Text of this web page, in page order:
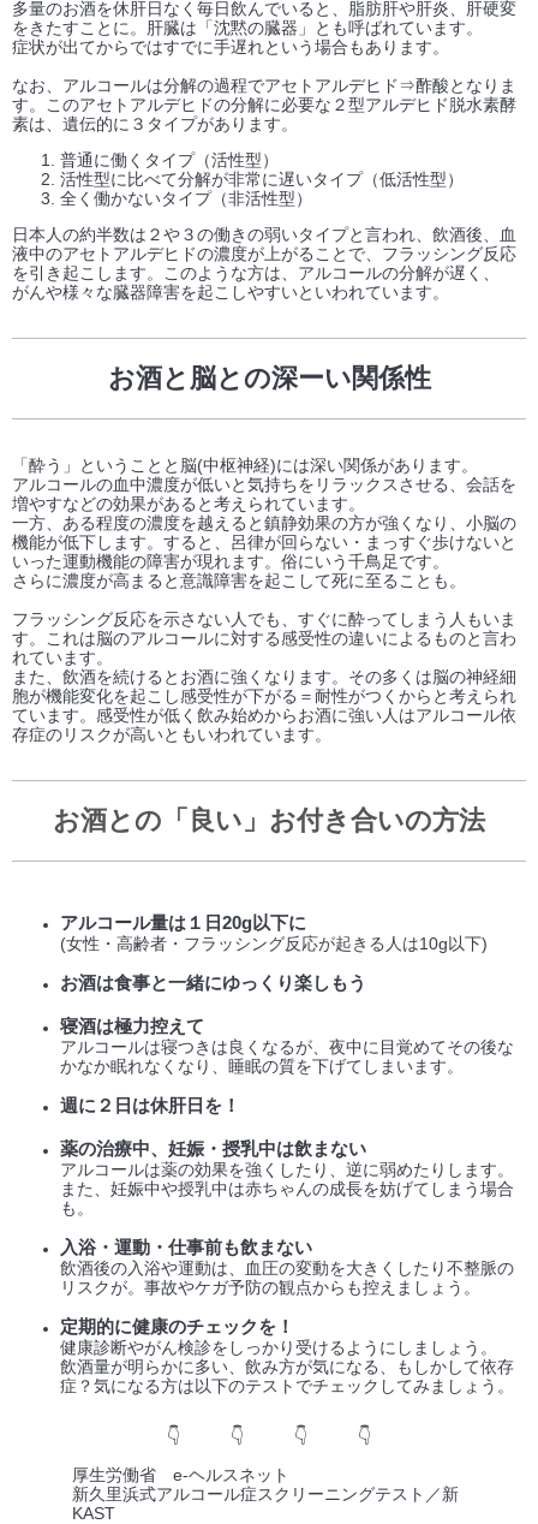
多量のお酒を休肝日なく毎日飲んでいると、脂肪肝や肝炎、肝硬変
をきたすことに。肝臓は「沈黙の臓器」とも呼ばれています。
症状が出てからではすでに手遅れという場合もあります。
なお、アルコールは分解の過程でアセトアルデヒド⇒酢酸となりま
す。このアセトアルデヒドの分解に必要な２型アルデヒド脱水素酵
素は、遺伝的に３タイプがあります。
普通に働くタイプ（活性型）
活性型に比べて分解が非常に遅いタイプ（低活性型）
全く働かないタイプ（非活性型）
日本人の約半数は２や３の働きの弱いタイプと言われ、飲酒後、血
液中のアセトアルデヒドの濃度が上がることで、フラッシング反応
を引き起こします。このような方は、アルコールの分解が遅く、
がんや様々な臓器障害を起こしやすいといわれています。
お酒と脳との深ーい関係性
「酔う」ということと脳(中枢神経)には深い関係があります。
アルコールの血中濃度が低いと気持ちをリラックスさせる、会話を
増やすなどの効果があると考えられています。
一方、ある程度の濃度を越えると鎮静効果の方が強くなり、小脳の
機能が低下します。すると、呂律が回らない・まっすぐ歩けないと
いった運動機能の障害が現れます。俗にいう千鳥足です。
さらに濃度が高まると意識障害を起こして死に至ることも。
フラッシング反応を示さない人でも、すぐに酔ってしまう人もいま
す。これは脳のアルコールに対する感受性の違いによるものと言わ
れています。
また、飲酒を続けるとお酒に強くなります。その多くは脳の神経細
胞が機能変化を起こし感受性が下がる＝耐性がつくからと考えられ
ています。感受性が低く飲み始めからお酒に強い人はアルコール依
存症のリスクが高いともいわれています。
お酒との「良い」お付き合いの方法
アルコール量は１日20g以下に
(女性・高齢者・フラッシング反応が起きる人は10g以下)
お酒は食事と一緒にゆっくり楽しもう
寝酒は極力控えて
アルコールは寝つきは良くなるが、夜中に目覚めてその後な
かなか眠れなくなり、睡眠の質を下げてしまいます。
週に２日は休肝日を！
薬の治療中、妊娠・授乳中は飲まない
アルコールは薬の効果を強くしたり、逆に弱めたりします。
また、妊娠中や授乳中は赤ちゃんの成長を妨げてしまう場合
も。
入浴・運動・仕事前も飲まない
飲酒後の入浴や運動は、血圧の変動を大きくしたり不整脈の
リスクが。事故やケガ予防の観点からも控えましょう。
定期的に健康のチェックを！
健康診断やがん検診をしっかり受けるようにしましょう。
飲酒量が明らかに多い、飲み方が気になる、もしかして依存
症？気になる方は以下のテストでチェックしてみましょう。
👇 👇 👇 👇
厚生労働省 e-ヘルスネット
新久里浜式アルコール症スクリーニングテスト／新
KAST